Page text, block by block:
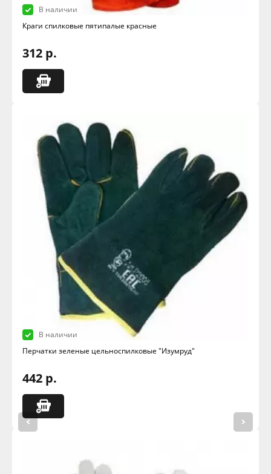
В наличии
Краги спилковые пятипалые красные
312 р.
В наличии
Перчатки зеленые цельноспилковые "Изумруд"
442 р.